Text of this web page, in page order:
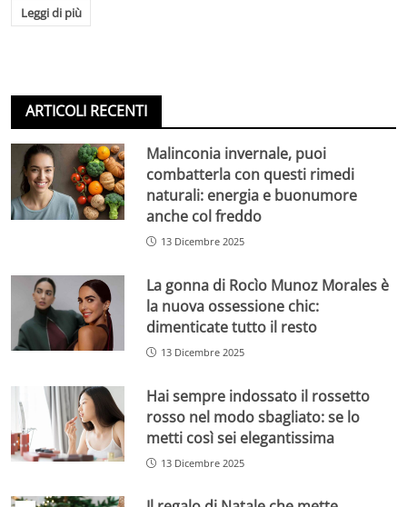
Leggi di più
ARTICOLI RECENTI
Malinconia invernale, puoi
combatterla con questi rimedi
naturali: energia e buonumore
anche col freddo
13 Dicembre 2025
La gonna di Rocìo Munoz Morales è
la nuova ossessione chic:
dimenticate tutto il resto
13 Dicembre 2025
Hai sempre indossato il rossetto
rosso nel modo sbagliato: se lo
metti così sei elegantissima
13 Dicembre 2025